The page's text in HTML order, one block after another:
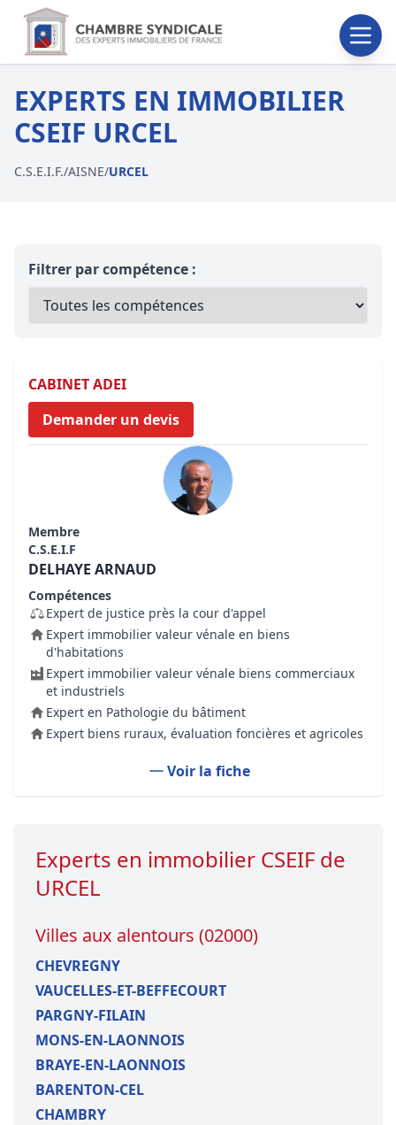
EXPERTS EN IMMOBILIER
CSEIF URCEL
C.S.E.I.F./AISNE/URCEL
Filtrer par compétence :
CABINET ADEI
Demander un devis
Membre
C.S.E.I.F
DELHAYE ARNAUD
Compétences
Expert de justice près la cour d'appel
Expert immobilier valeur vénale en biens
d'habitations
Expert immobilier valeur vénale biens commerciaux
et industriels
Expert en Pathologie du bâtiment
Expert biens ruraux, évaluation foncières et agricoles
Voir la fiche
Experts en immobilier CSEIF de
URCEL
Villes aux alentours (02000)
CHEVREGNY
VAUCELLES-ET-BEFFECOURT
PARGNY-FILAIN
MONS-EN-LAONNOIS
BRAYE-EN-LAONNOIS
BARENTON-CEL
CHAMBRY